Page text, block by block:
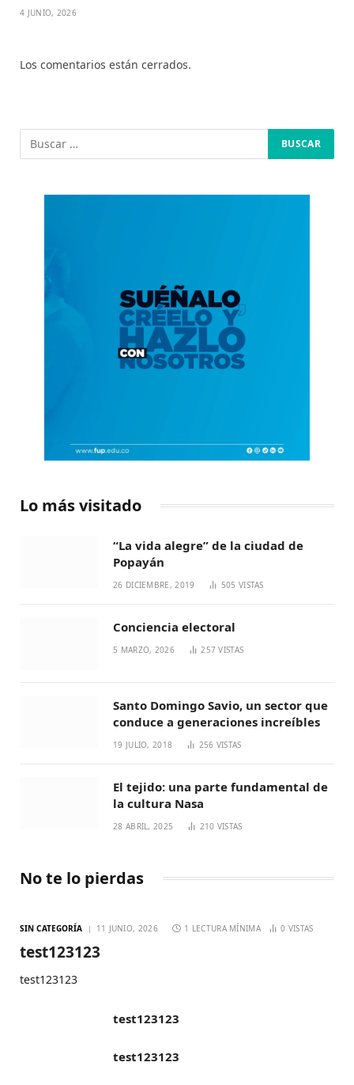
4 JUNIO, 2026
Los comentarios están cerrados.
Lo más visitado
“La vida alegre” de la ciudad de
Popayán
26 DICIEMBRE, 2019 505 VISTAS
Conciencia electoral
5 MARZO, 2026 257VISTAS
Santo Domingo Savio, un sector que
conduce a generaciones increíbles
19 JULIO, 2018 256 VISTAS
El tejido: una parte fundamental de
la cultura Nasa
28 ABRIL, 2025 210 VISTAS
No te lo pierdas
SIN CATEGORÍA 11 JUNIO, 2026 1 LECTURA MÍNIMA 0 VISTAS
test123123
test123123
test123123
test123123